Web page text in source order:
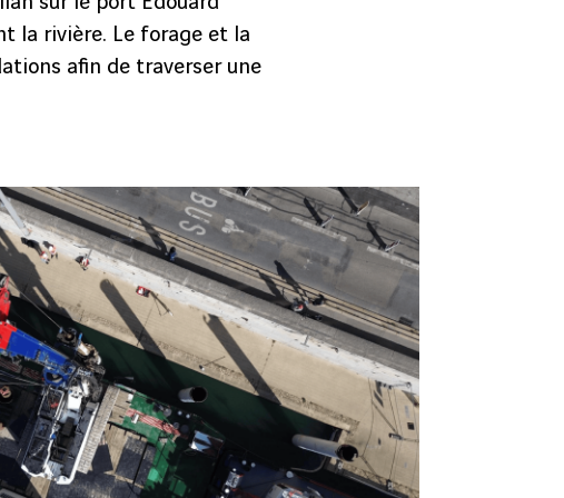
la rivière. Le forage et la
afin de traverser une